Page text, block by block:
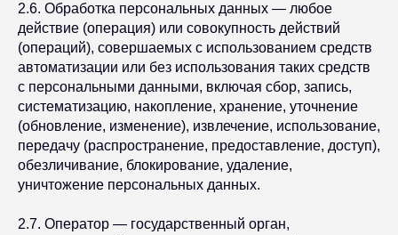
2.6. Обработка персональных данных — любое
действие (операция) или совокупность действий
(операций), совершаемых с использованием средств
автоматизации или без использования таких средств
с персональными данными, включая сбор, запись,
систематизацию, накопление, хранение, уточнение
(обновление, изменение), извлечение, использование,
передачу (распространение, предоставление, доступ),
обезличивание, блокирование, удаление,
уничтожение персональных данных.
2.7. Оператор — государственный орган,